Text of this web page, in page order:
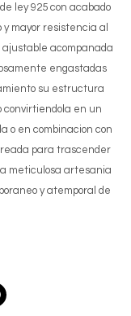
ley 925 con acabado
mayor resistencia al
acompanada
engastadas
su estructura
convirtiendola en un
o en combinacion con
para trascender
meticulosa artesania
y atemporal de